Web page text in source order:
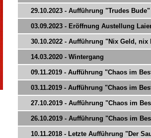
29.10.2023 - Aufführung "Trudes
03.09.2023 - Eröffnung Austellung
30.10.2022 - Aufführung "Nix Geld,
14.03.2020 - Wintergang
09.11.2019 - Aufführung "Chaos im
03.11.2019 - Aufführung "Chaos im
27.10.2019 - Aufführung "Chaos im
26.10.2019 - Aufführung "Chaos im
10.11.2018 - Letzte Aufführung "Der